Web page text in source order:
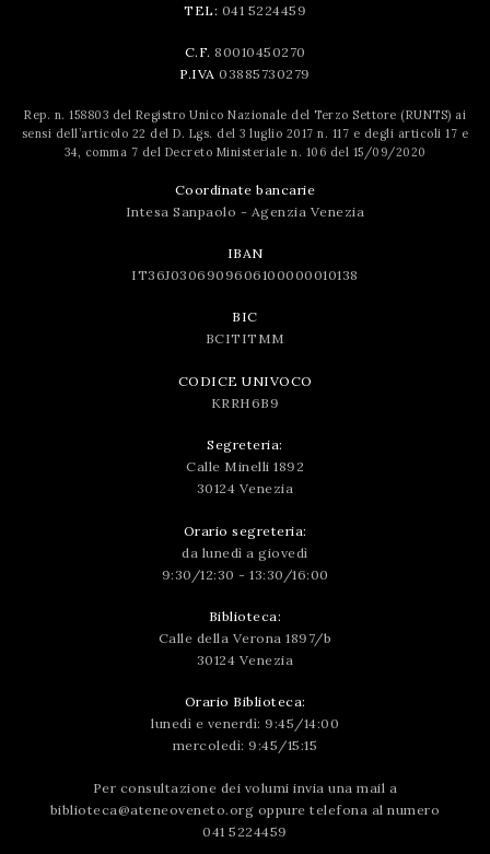
TEL: 041 5224459
C.F. 80010450270
P.IVA 03885730279
Rep. n. 158803 del Registro Unico Nazionale del Terzo Settore (RUNTS) ai
sensi dell’articolo 22 del D. Lgs. del 3 luglio 2017 n. 117 e degli articoli 17 e
34, comma 7 del Decreto Ministeriale n. 106 del 15/09/2020
Coordinate bancarie
Intesa Sanpaolo - Agenzia Venezia
IBAN
IT36J0306909606100000010138
BIC
BCITITMM
CODICE UNIVOCO
KRRH6B9
Segreteria:
Calle Minelli 1892
30124 Venezia
Orario segreteria:
da lunedì a giovedì
9:30/12:30 - 13:30/16:00
Biblioteca:
Calle della Verona 1897/b
30124 Venezia
Orario Biblioteca:
lunedì e venerdì: 9:45/14:00
mercoledì: 9:45/15:15
Per consultazione dei volumi invia una mail a
biblioteca@ateneoveneto.org oppure telefona al numero
041 5224459